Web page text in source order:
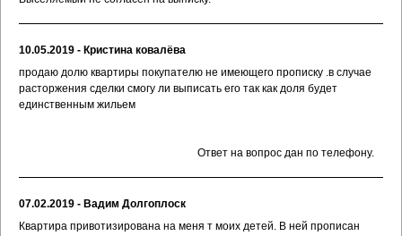
10.05.2019 - Кристина ковалёва
продаю долю квартиры покупателю не имеющего прописку .в случае
расторжения сделки смогу ли выписать его так как доля будет
единственным жильем
Ответ на вопрос дан по телефону.
07.02.2019 - Вадим Долгоплоск
Квартира привотизирована на меня т моих детей. В ней прописан